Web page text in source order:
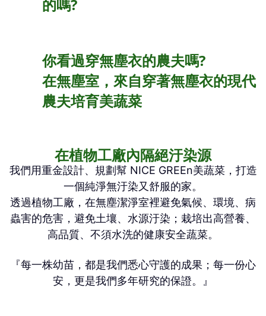
的嗎?
你看過穿無塵衣的農夫嗎?
在無塵室，來自穿著無塵衣的現代
農夫培育美蔬菜
在植物工廠內隔絕汙染源
我們用重金設計、規劃幫 NICE GREEn美蔬菜，打造
一個純淨無汙染又舒服的家。
透過植物工廠，在無塵潔淨室裡避免氣候、環境、病
蟲害的危害，避免土壤、水源汙染；栽培出高營養、
高品質、不須水洗的健康安全蔬菜。
『每一株幼苗，都是我們悉心守護的成果；每一份心
安，更是我們多年研究的保證。』